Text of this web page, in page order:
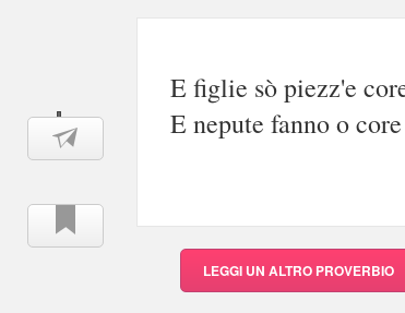
E figlie sò piezz'e
E nepute fanno o
LEGGI UN ALTRO PROVERBIO